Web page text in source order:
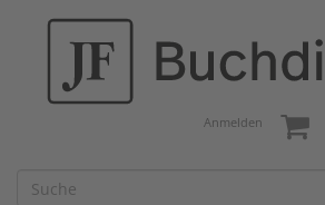
Anmelden